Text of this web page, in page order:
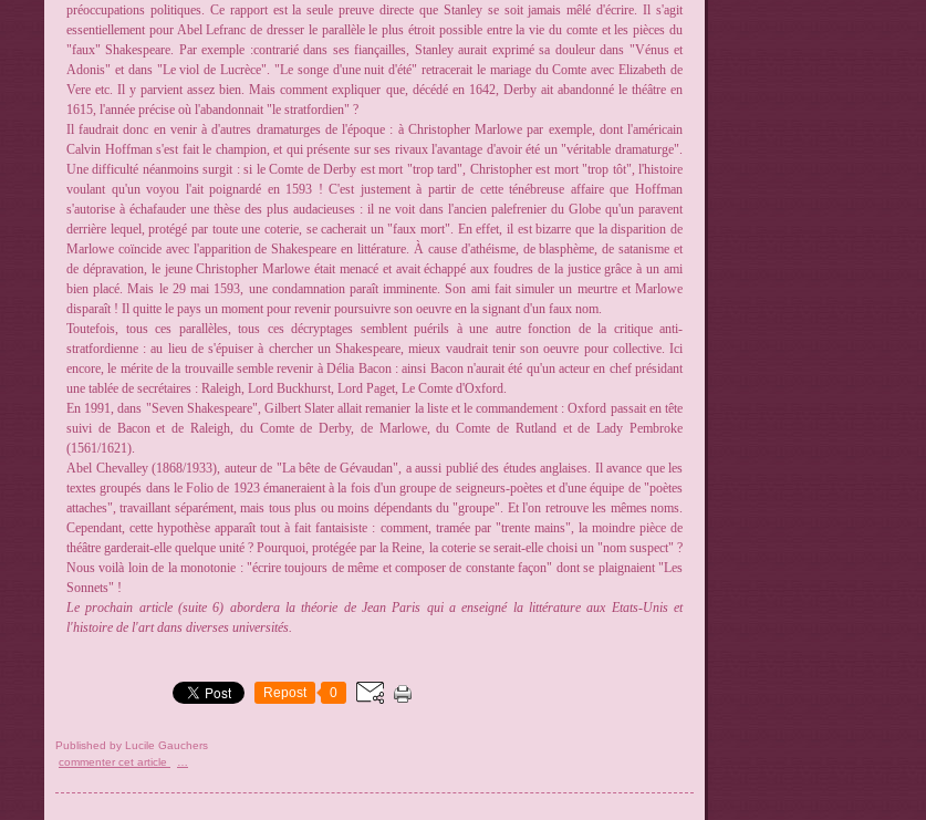
préoccupations politiques. Ce rapport est la seule preuve directe que Stanley se soit jamais mêlé d'écrire. Il s'agit
essentiellement pour Abel Lefranc de dresser le parallèle le plus étroit possible entre la vie du comte et les pièces du
"faux" Shakespeare. Par exemple :contrarié dans ses fiançailles, Stanley aurait exprimé sa douleur dans "Vénus et
Adonis" et dans "Le viol de Lucrèce". "Le songe d'une nuit d'été" retracerait le mariage du Comte avec Elizabeth de
Vere etc. Il y parvient assez bien. Mais comment expliquer que, décédé en 1642, Derby ait abandonné le théâtre en
1615, l'année précise où l'abandonnait "le stratfordien" ?
Il faudrait donc en venir à d'autres dramaturges de l'époque : à Christopher Marlowe par exemple, dont l'américain
Calvin Hoffman s'est fait le champion, et qui présente sur ses rivaux l'avantage d'avoir été un "véritable dramaturge".
Une difficulté néanmoins surgit : si le Comte de Derby est mort "trop tard", Christopher est mort "trop tôt", l'histoire
voulant qu'un voyou l'ait poignardé en 1593 ! C'est justement à partir de cette ténébreuse affaire que Hoffman
s'autorise à échafauder une thèse des plus audacieuses : il ne voit dans l'ancien palefrenier du Globe qu'un paravent
derrière lequel, protégé par toute une coterie, se cacherait un "faux mort". En effet, il est bizarre que la disparition de
Marlowe coïncide avec l'apparition de Shakespeare en littérature. À cause d'athéisme, de blasphème, de satanisme et
de dépravation, le jeune Christopher Marlowe était menacé et avait échappé aux foudres de la justice grâce à un ami
bien placé. Mais le 29 mai 1593, une condamnation paraît imminente. Son ami fait simuler un meurtre et Marlowe
disparaît ! Il quitte le pays un moment pour revenir poursuivre son oeuvre en la signant d'un faux nom.
Toutefois, tous ces parallèles, tous ces décryptages semblent puérils à une autre fonction de la critique anti-
stratfordienne : au lieu de s'épuiser à chercher un Shakespeare, mieux vaudrait tenir son oeuvre pour collective. Ici
encore, le mérite de la trouvaille semble revenir à Délia Bacon : ainsi Bacon n'aurait été qu'un acteur en chef présidant
une tablée de secrétaires : Raleigh, Lord Buckhurst, Lord Paget, Le Comte d'Oxford.
En 1991, dans "Seven Shakespeare", Gilbert Slater allait remanier la liste et le commandement : Oxford passait en tête
suivi de Bacon et de Raleigh, du Comte de Derby, de Marlowe, du Comte de Rutland et de Lady Pembroke
(1561/1621).
Abel Chevalley (1868/1933), auteur de "La bête de Gévaudan", a aussi publié des études anglaises. Il avance que les
textes groupés dans le Folio de 1923 émaneraient à la fois d'un groupe de seigneurs-poètes et d'une équipe de "poètes
attaches", travaillant séparément, mais tous plus ou moins dépendants du "groupe". Et l'on retrouve les mêmes noms.
Cependant, cette hypothèse apparaît tout à fait fantaisiste : comment, tramée par "trente mains", la moindre pièce de
théâtre garderait-elle quelque unité ? Pourquoi, protégée par la Reine, la coterie se serait-elle choisi un "nom suspect" ?
Nous voilà loin de la monotonie : "écrire toujours de même et composer de constante façon" dont se plaignaient "Les
Sonnets" !
Le prochain article (suite 6) abordera la théorie de Jean Paris qui a enseigné la littérature aux Etats-Unis et
l'histoire de l'art dans diverses universités.
Repost 0
Published by Lucile Gauchers
commenter cet article